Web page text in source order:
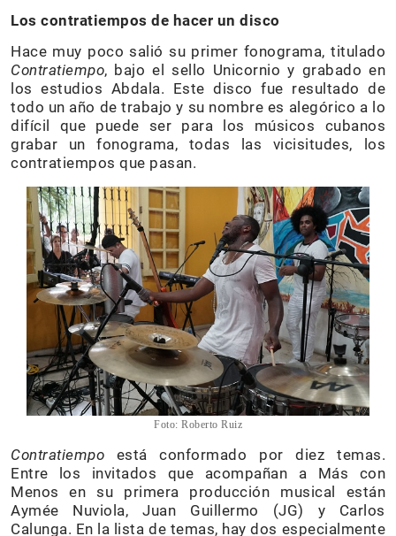
Los contratiempos de hacer un disco
Hace muy poco salió su primer fonograma, titulado
Contratiempo, bajo el sello Unicornio y grabado en
los estudios Abdala. Este disco fue resultado de
todo un año de trabajo y su nombre es alegórico a lo
difícil que puede ser para los músicos cubanos
grabar un fonograma, todas las vicisitudes, los
contratiempos que pasan.
Foto: Roberto Ruiz
Contratiempo está conformado por diez temas.
Entre los invitados que acompañan a Más con
Menos en su primera producción musical están
Aymée Nuviola, Juan Guillermo (JG) y Carlos
Calunga. En la lista de temas, hay dos especialmente